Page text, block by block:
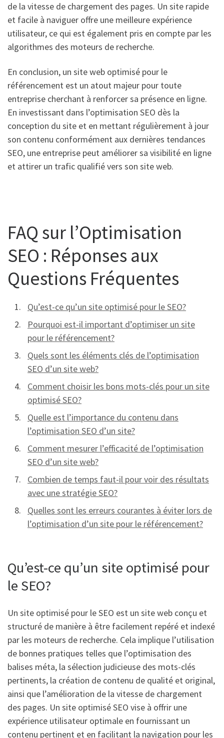
de la vitesse de chargement des pages. Un site rapide
et facile à naviguer offre une meilleure expérience
utilisateur, ce qui est également pris en compte par les
algorithmes des moteurs de recherche.
En conclusion, un site web optimisé pour le
référencement est un atout majeur pour toute
entreprise cherchant à renforcer sa présence en ligne.
En investissant dans l’optimisation SEO dès la
conception du site et en mettant régulièrement à jour
son contenu conformément aux dernières tendances
SEO, une entreprise peut améliorer sa visibilité en ligne
et attirer un trafic qualifié vers son site web.
FAQ sur l’Optimisation
SEO : Réponses aux
Questions Fréquentes
Qu’est-ce qu’un site optimisé pour le SEO?
Pourquoi est-il important d’optimiser un site
pour le référencement?
Quels sont les éléments clés de l’optimisation
SEO d’un site web?
Comment choisir les bons mots-clés pour un site
optimisé SEO?
Quelle est l’importance du contenu dans
l’optimisation SEO d’un site?
Comment mesurer l’efficacité de l’optimisation
SEO d’un site web?
Combien de temps faut-il pour voir des résultats
avec une stratégie SEO?
Quelles sont les erreurs courantes à éviter lors de
l’optimisation d’un site pour le référencement?
Qu’est-ce qu’un site optimisé pour
le SEO?
Un site optimisé pour le SEO est un site web conçu et
structuré de manière à être facilement repéré et indexé
par les moteurs de recherche. Cela implique l’utilisation
de bonnes pratiques telles que l’optimisation des
balises méta, la sélection judicieuse des mots-clés
pertinents, la création de contenu de qualité et original,
ainsi que l’amélioration de la vitesse de chargement
des pages. Un site optimisé SEO vise à offrir une
expérience utilisateur optimale en fournissant un
contenu pertinent et en facilitant la navigation pour les